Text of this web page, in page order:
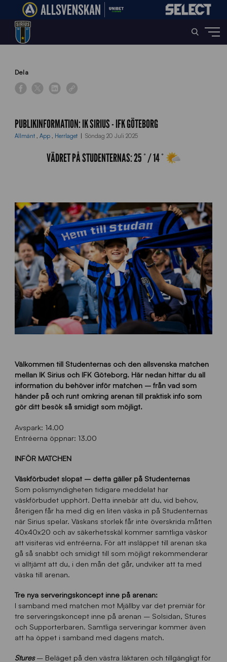
Home»
Dela
PUBLIKINFORMATION: IK SIRIUS - IFK GÖTEBORG
Allmänt , App , Herrlaget Söndag 20 Juli 2025
VÄDRET PÅ STUDENTERNAS:25° /14°
Välkommen till Studenternas och den allsvenska matchen
mellan IK Sirius och IFK Göteborg. Här nedan hittar du all
information du behöver inför matchen – från vad som
händer på och runt omkring arenan till praktisk info som
gör ditt besök så smidigt som möjligt.
Avspark: 14.00
Entréerna öppnar: 13.00
INFÖR MATCHEN
Väskförbudet slopat – detta gäller på Studenternas
Som polismyndigheten tidigare meddelat har
väskförbudet upphört. Detta innebär att du, vid behov,
återigen får ha med dig en liten väska in på Studenternas
när Sirius spelar. Väskans storlek får inte överskrida måtten
40x40x20 och av säkerhetsskäl kommer samtliga väskor
att visiteras vid entréerna. För att insläppet till arenan ska
gå så snabbt och smidigt till som möjligt rekommenderar
vi alltjämt att du, i den mån det går, undviker att ta med
väska till arenan.
Tre nya serveringskoncept inne på arenan:
I samband med matchen mot Mjällby var det premiär för
tre serveringskoncept inne på arenan – Solsidan, Stures
och Supporterbaren. Samtliga serveringar kommer även
att ha öppet i samband med dagens match.
Stures– Beläget på den västra läktaren och tillgängligt för